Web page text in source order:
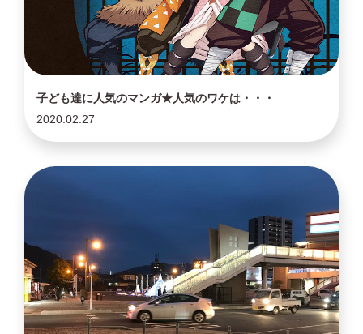
子ども達に人気のマンガ★人気のワケは・・・
2020.02.27